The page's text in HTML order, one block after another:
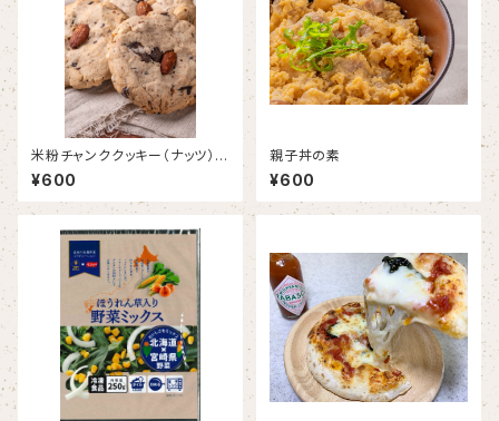
米粉チャンククッキー（ナッツ）
【グルテンフリー】
¥600
親子丼の素
¥600